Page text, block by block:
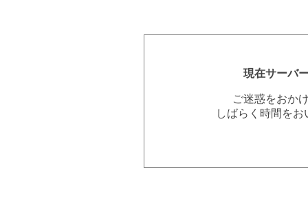
現在サーバ
ご迷惑をおか
しばらく時間を